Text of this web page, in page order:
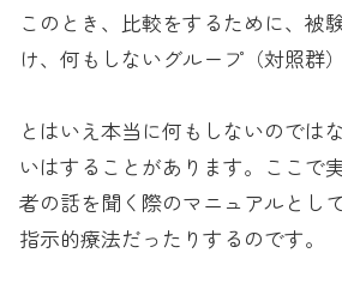
このとき、比較をするために、被
け、何もしないグループ（対照群
とはいえ本当に何もしないのでは
いはすることがあります。ここで
者の話を聞く際のマニュアルとし
指示的療法だったりするのです。